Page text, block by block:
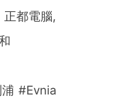
都電腦,
#Evnia